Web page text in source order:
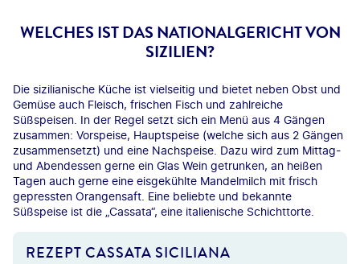
WELCHES IST DAS NATIONALGERICHT VON
SIZILIEN?
Die sizilianische Küche ist vielseitig und bietet neben Obst und
Gemüse auch Fleisch, frischen Fisch und zahlreiche
Süßspeisen. In der Regel setzt sich ein Menü aus 4 Gängen
zusammen: Vorspeise, Hauptspeise (welche sich aus 2 Gängen
zusammensetzt) und eine Nachspeise. Dazu wird zum Mittag-
und Abendessen gerne ein Glas Wein getrunken, an heißen
Tagen auch gerne eine eisgekühlte Mandelmilch mit frisch
gepressten Orangensaft. Eine beliebte und bekannte
Süßspeise ist die „Cassata“, eine italienische Schichttorte.
REZEPT CASSATA SICILIANA